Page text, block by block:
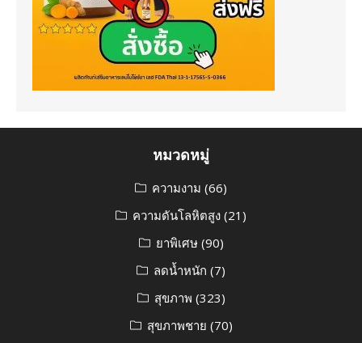
หมวดหมู่
ความงาม (66)
ความดันโลหิตสูง (21)
ยาพิเศษ(90)
ลดน้ำหนัก (7)
สุขภาพ (323)
สุขภาพชาย (70)